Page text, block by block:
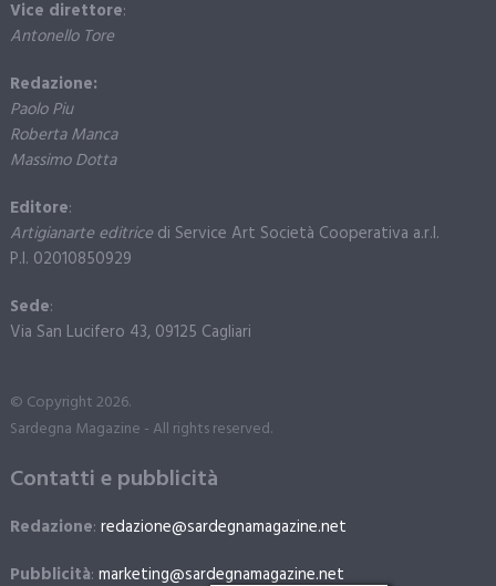
Vice direttore:
Antonello Tore
Redazione:
Paolo Piu
Roberta Manca
Massimo Dotta
Editore:
Artigianarte editricedi Service Art Società Cooperativa a.r.l.
P.I. 02010850929
Sede:
Via San Lucifero 43, 09125 Cagliari
© Copyright 2026.
Sardegna Magazine - All rights reserved.
Contatti e pubblicità
Redazione: redazione@sardegnamagazine.net
Pubblicità: marketing@sardegnamagazine.net